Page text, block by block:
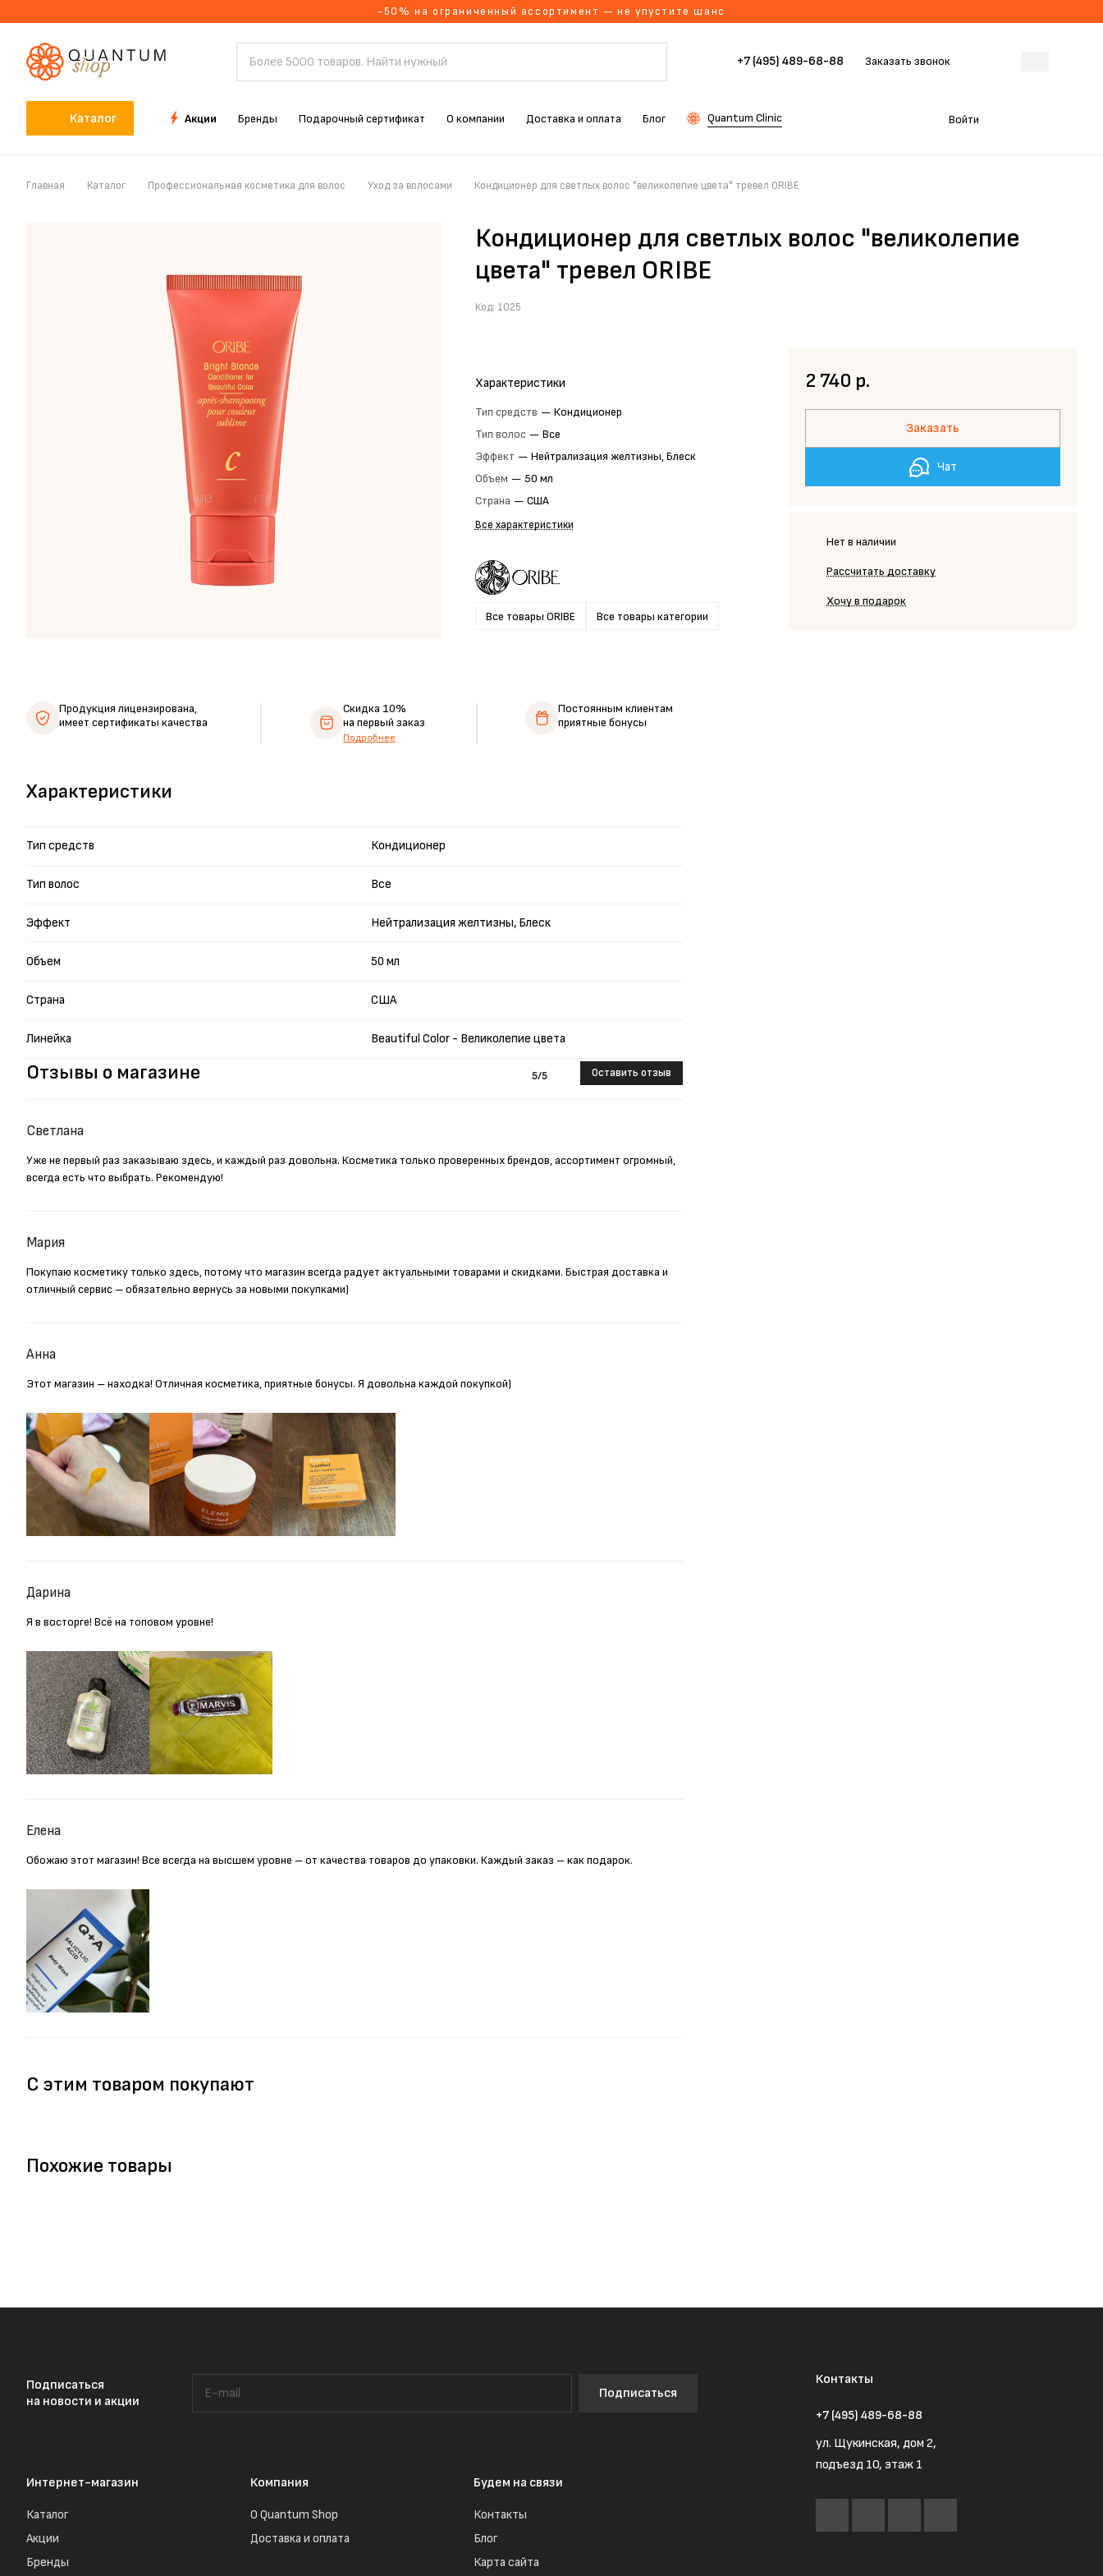
-50% на ограниченный ассортимент — не упустите шанс
+7 (495) 489-68-88 Заказать звонок
Каталог Акции Бренды Подарочный сертификат О компании Доставка и оплата Блог Quantum Clinic Войти
Главная Каталог Профессиональная косметика для волос Уход за волосами Кондиционер для светлых волос "великолепие цвета" тревел ORIBE
Кондиционер для светлых волос "великолепие
цвета" тревел ORIBE
Код: 1025
Характеристики
Тип средств — Кондиционер
Тип волос — Все
Эффект — Нейтрализация желтизны, Блеск
Объем — 50 мл
Страна — США
Все характеристики
Все товары ORIBE Все товары категории
2 740 р.
Заказать
Чат
Нет в наличии
Рассчитать доставку
Хочу в подарок
Отзывы о магазине 5/5 Оставить отзыв
Светлана
Уже не первый раз заказываю здесь, и каждый раз довольна. Косметика только проверенных брендов, ассортимент огромный,
всегда есть что выбрать. Рекомендую!
Мария
Покупаю косметику только здесь, потому что магазин всегда радует актуальными товарами и скидками. Быстрая доставка и
отличный сервис – обязательно вернусь за новыми покупками)
Анна
Этот магазин – находка! Отличная косметика, приятные бонусы. Я довольна каждой покупкой)
Дарина
Я в восторге! Всё на топовом уровне!
Елена
Обожаю этот магазин! Все всегда на высшем уровне – от качества товаров до упаковки. Каждый заказ – как подарок.
Характеристики
Тип средств Кондиционер
Тип волос Все
Эффект Нейтрализация желтизны, Блеск
Объем 50 мл
Страна США
Линейка Beautiful Color - Великолепие цвета
Продукция лицензирована,
имеет сертификаты качества
Скидка 10%
на первый заказ
Подробнее
Постоянным клиентам
приятные бонусы
С этим товаром покупают
Похожие товары
Подписаться
на новости и акции
Подписаться
Интернет-магазин
Каталог
Акции
Бренды
Компания
О Quantum Shop
Доставка и оплата
Будем на связи
Контакты
Блог
Карта сайта
Контакты
+7 (495) 489-68-88
ул. Щукинская, дом 2,
подъезд 10, этаж 1